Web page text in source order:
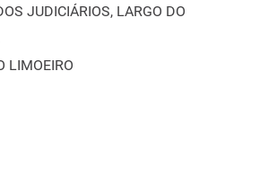
JUDICIÁRIOS, LARGO DO
LIMOEIRO